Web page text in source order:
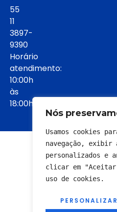
Nós
Usamos cookies
navegação, exibir
personalizados e
clicar em "Aceitar
uso de cookies.
PERSONALIZAR
55
11
3897-
9390
Horário
atendimento:
10:00h
às
18:00h:
© 2022 - Todos os